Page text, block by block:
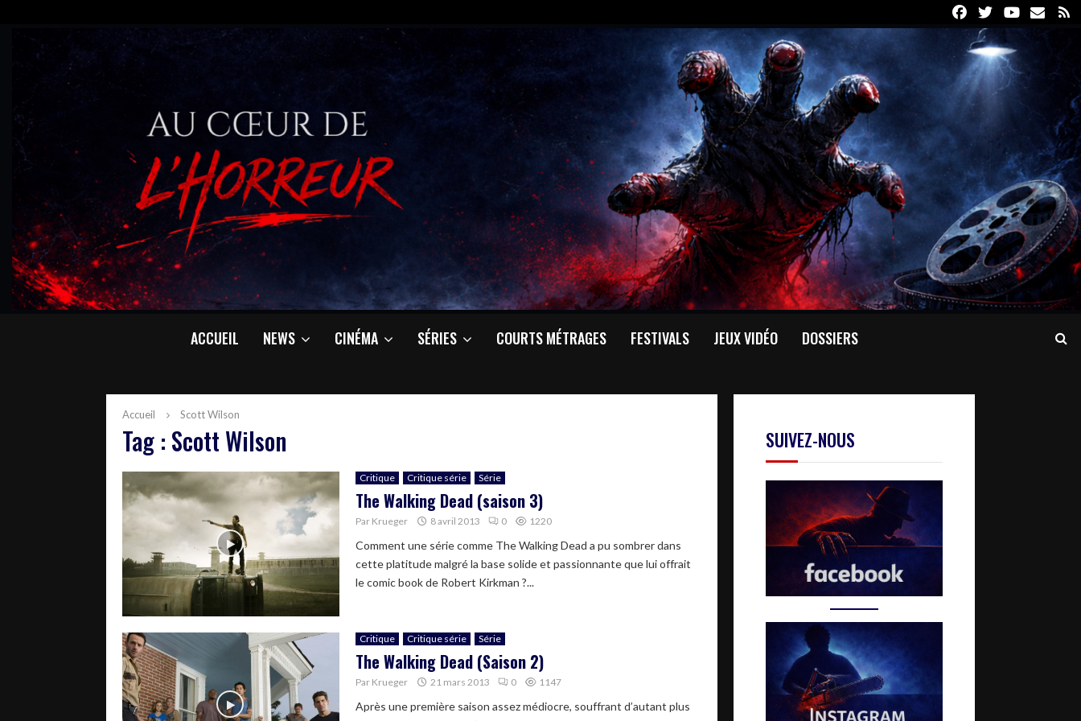
FacebookTwitterYoutube
Email
ACCUEIL NEWS CINÉMA SÉRIES COURTS MÉTRAGES FESTIVALS JEUX VIDÉO DOSSIERS
Accueil Scott Wilson
Tag : Scott Wilson
Critique Critique série Série
The Walking Dead (saison 3)
Par Krueger 8 avril 2013 0 1220
Comment une série comme The Walking Dead a pu sombrer dans
cette platitude malgré la base solide et passionnante que lui offrait
le comic book de Robert Kirkman ?...
Critique Critique série Série
The Walking Dead (Saison 2)
Par Krueger 21 mars 2013 0 1147
Après une première saison assez médiocre, souffrant d’autant plus
SUIVEZ-NOUS